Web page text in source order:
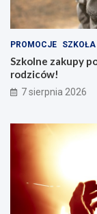
PROMOCJE SZKOŁA
Szkolne zakupy
rodziców!
7 sierpnia 2026